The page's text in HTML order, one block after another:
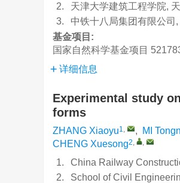
2.
天津大学建筑工程学院,
3.
中铁十八局集团有限公司
基金项目:
国家自然科学基金项目
详细信息
Experimental study
forms
ZHANG Xiaoyu1, , MI
CHENG Xuesong2, ,
1.
China Railway
2.
School of Civil